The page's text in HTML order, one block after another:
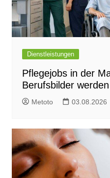
Dienstleistungen
Pflegejobs in der
Berufsbilder
Metoto 03.08.2026